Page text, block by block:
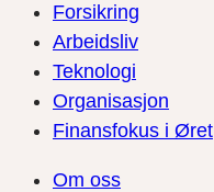
Forsikring
Arbeidsliv
Teknologi
Organisasjon
Finansfokus i Øret
Om oss